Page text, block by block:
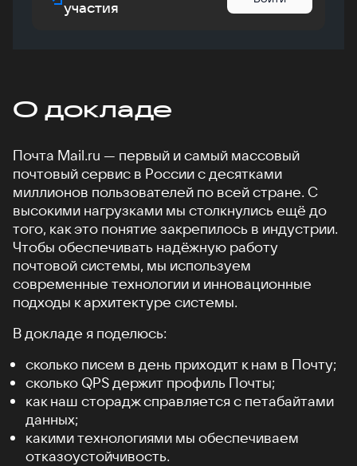
участия
О докладе
Почта Mail.ru — первый и самый массовый
почтовый сервис в России с десятками
миллионов пользователей по всей стране. С
высокими нагрузками мы столкнулись ещё до
того, как это понятие закрепилось в индустрии.
Чтобы обеспечивать надёжную работу
почтовой системы, мы используем
современные технологии и инновационные
подходы к архитектуре системы.
В докладе я поделюсь:
сколько писем в день приходит к нам в Почту;
сколько QPS держит профиль Почты;
как наш сторадж справляется с петабайтами
данных;
какими технологиями мы обеспечиваем
отказоустойчивость.